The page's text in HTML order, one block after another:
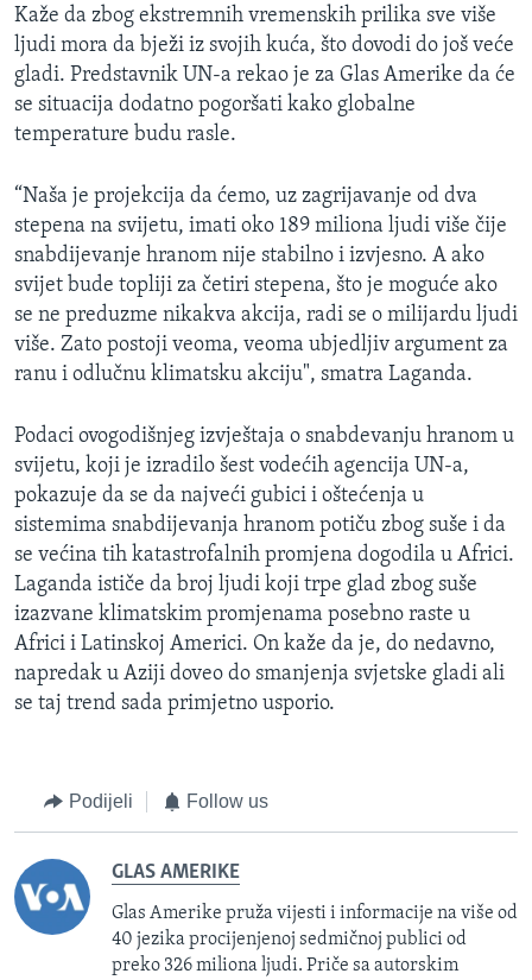
Kaže da zbog ekstremnih vremenskih prilika sve više
ljudi mora da bježi iz svojih kuća, što dovodi do još veće
gladi. Predstavnik UN-a rekao je za Glas Amerike da će
se situacija dodatno pogoršati kako globalne
temperature budu rasle.
“Naša je projekcija da ćemo, uz zagrijavanje od dva
stepena na svijetu, imati oko 189 miliona ljudi više čije
snabdijevanje hranom nije stabilno i izvjesno. A ako
svijet bude topliji za četiri stepena, što je moguće ako
se ne preduzme nikakva akcija, radi se o milijardu ljudi
više. Zato postoji veoma, veoma ubjedljiv argument za
ranu i odlučnu klimatsku akciju", smatra Laganda.
Podaci ovogodišnjeg izvještaja o snabdevanju hranom u
svijetu, koji je izradilo šest vodećih agencija UN-a,
pokazuje da se da najveći gubici i oštećenja u
sistemima snabdijevanja hranom potiču zbog suše i da
se većina tih katastrofalnih promjena dogodila u Africi.
Laganda ističe da broj ljudi koji trpe glad zbog suše
izazvane klimatskim promjenama posebno raste u
Africi i Latinskoj Americi. On kaže da je, do nedavno,
napredak u Aziji doveo do smanjenja svjetske gladi ali
se taj trend sada primjetno usporio.
Podijeli Follow us
GLAS AMERIKE
Glas Amerike pruža vijesti i informacije na više od
40 jezika procijenjenoj sedmičnoj publici od
preko 326 miliona ljudi. Priče sa autorskim